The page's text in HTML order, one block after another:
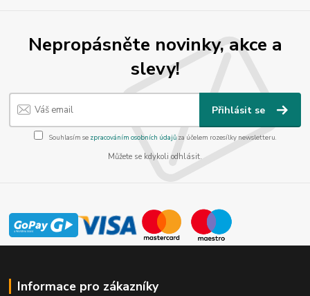
Nepropásněte novinky, akce a
slevy!
Přihlásit se
Souhlasím se zpracováním osobních údajůza účelem rozesílky newsletteru.
Můžete se kdykoli odhlásit.
Informace pro zákazníky